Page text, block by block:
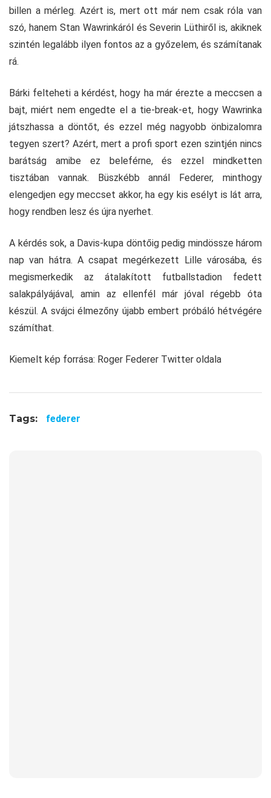
billen a mérleg. Azért is, mert ott már nem csak róla van
szó, hanem Stan Wawrinkáról és Severin Lüthiről is, akiknek
szintén legalább ilyen fontos az a győzelem, és számítanak
rá.
Bárki felteheti a kérdést, hogy ha már érezte a meccsen a
bajt, miért nem engedte el a tie-break-et, hogy Wawrinka
játszhassa a döntőt, és ezzel még nagyobb önbizalomra
tegyen szert? Azért, mert a profi sport ezen szintjén nincs
barátság amibe ez beleférne, és ezzel mindketten
tisztában vannak. Büszkébb annál Federer, minthogy
elengedjen egy meccset akkor, ha egy kis esélyt is lát arra,
hogy rendben lesz és újra nyerhet.
A kérdés sok, a Davis-kupa döntőig pedig mindössze három
nap van hátra. A csapat megérkezett Lille városába, és
megismerkedik az átalakított futballstadion fedett
salakpályájával, amin az ellenfél már jóval régebb óta
készül. A svájci élmezőny újabb embert próbáló hétvégére
számíthat.
Kiemelt kép forrása: Roger Federer Twitter oldala
Tags: federer